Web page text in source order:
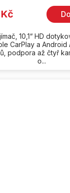
10,1“ HD
CarPlay a Android
podpora až čtyř
o...